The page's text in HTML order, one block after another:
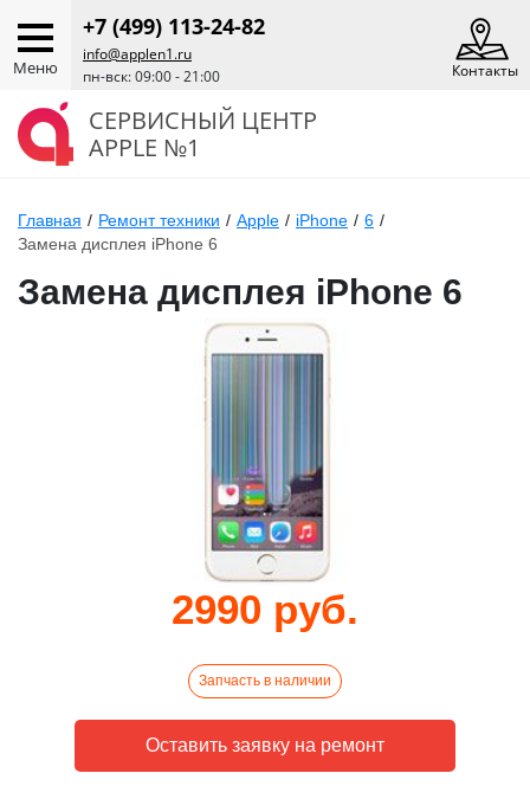
Меню
+7 (499) 113-24-82
info@applen1.ru
пн-вск: 09:00 - 21:00
Контакты
СЕРВИСНЫЙ ЦЕНТР
APPLE №1
Главная / Ремонт техники / Apple / iPhone / 6 /
Замена дисплея iPhone 6
Замена дисплея iPhone 6
2990 руб.
Запчасть в наличии